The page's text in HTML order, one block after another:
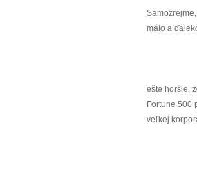
málo a
ešte horšie,
Fortune 500
veľkej